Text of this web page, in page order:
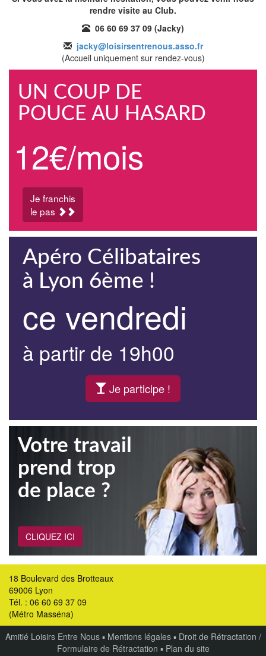
rendre visite au Club.
06 60 69 37 09 (Jacky)
jacky@loisirsentrenous.asso.fr
(Accueil uniquement sur rendez-vous)
UN COUP DE
POUCE AU HASARD
12€/mois
Je franchis
le pas
Apéro Célibataires
à Lyon 6ème !
ce vendredi
à partir de 19h00
Je participe !
Votre travail
prend trop
de place ?
CLIQUEZ ICI
18 Boulevard des Brotteaux
69006 Lyon
Tél. : 06 60 69 37 09
(Métro Masséna)
Amitié Loisirs Entre Nous▪ Mentions légales▪ Droit de Rétractation /
Formulaire de Rétractation ▪ Plan du site